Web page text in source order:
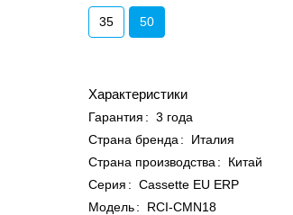
35 50
Характеристики
Гарантия : 3 года
Страна бренда :
Италия
Страна производства :
Китай
Серия : Cassette EU ERP
Модель:
RCI-CMN18